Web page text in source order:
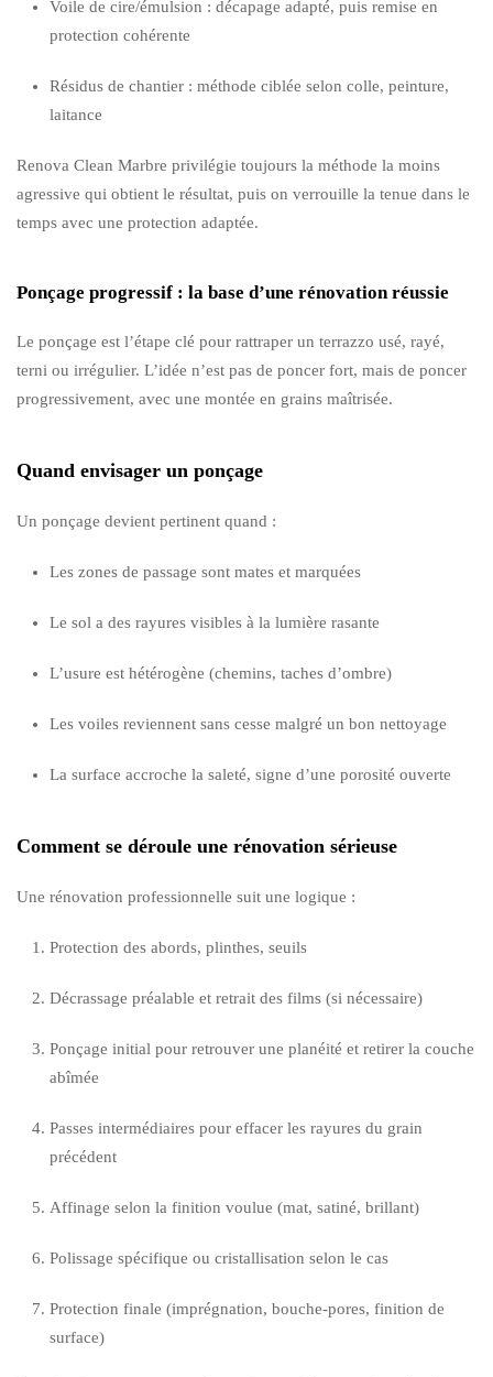
Voile de cire/émulsion : décapage adapté, puis remise en
protection cohérente
Résidus de chantier : méthode ciblée selon colle, peinture,
laitance
Renova Clean Marbre privilégie toujours la méthode la moins
agressive qui obtient le résultat, puis on verrouille la tenue dans le
temps avec une protection adaptée.
Ponçage progressif : la base d’une rénovation réussie
Le ponçage est l’étape clé pour rattraper un terrazzo usé, rayé,
terni ou irrégulier. L’idée n’est pas de poncer fort, mais de poncer
progressivement, avec une montée en grains maîtrisée.
Quand envisager un ponçage
Un ponçage devient pertinent quand :
Les zones de passage sont mates et marquées
Le sol a des rayures visibles à la lumière rasante
L’usure est hétérogène (chemins, taches d’ombre)
Les voiles reviennent sans cesse malgré un bon nettoyage
La surface accroche la saleté, signe d’une porosité ouverte
Comment se déroule une rénovation sérieuse
Une rénovation professionnelle suit une logique :
Protection des abords, plinthes, seuils
Décrassage préalable et retrait des films (si nécessaire)
Ponçage initial pour retrouver une planéité et retirer la couche
abîmée
Passes intermédiaires pour effacer les rayures du grain
précédent
Affinage selon la finition voulue (mat, satiné, brillant)
Polissage spécifique ou cristallisation selon le cas
Protection finale (imprégnation, bouche-pores, finition de
surface)